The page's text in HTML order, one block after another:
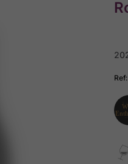
Ref